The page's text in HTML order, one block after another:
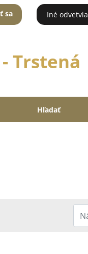
sa Iné odvetvia
Trstená
Hľadať